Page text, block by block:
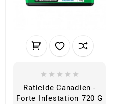
    
Raticide Canadien -
Forte Infestation 720 G